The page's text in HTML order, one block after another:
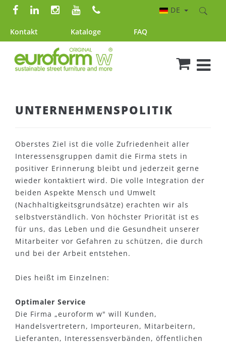
Kontakt Kataloge FAQ
DE
UNTERNEHMENSPOLITIK
Oberstes Ziel ist die volle Zufriedenheit aller
Interessensgruppen damit die Firma stets in
positiver Erinnerung bleibt und jederzeit gerne
wieder kontaktiert wird. Die volle Integration der
beiden Aspekte Mensch und Umwelt
(Nachhaltigkeitsgrundsätze) erachten wir als
selbstverständlich. Von höchster Priorität ist es
für uns, das Leben und die Gesundheit unserer
Mitarbeiter vor Gefahren zu schützen, die durch
und bei der Arbeit entstehen.
Dies heißt im Einzelnen:
Optimaler Service
Die Firma „euroform w" will Kunden,
Handelsvertretern, Importeuren, Mitarbeitern,
Lieferanten, Interessensverbänden, öffentlichen